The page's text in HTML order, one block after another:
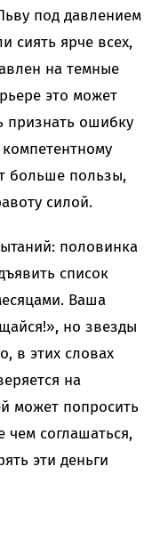
под давлением
сиять ярче всех,
на темные
это может
признать ошибку
больше пользы,
силой.
половинка
список
Ваша
но звезды
в этих словах
на
может попросить
соглашаться,
эти деньги